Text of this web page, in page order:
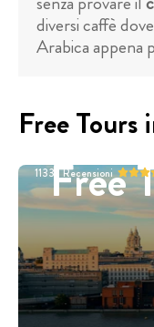
diversi caffè
Arabica appena
Free
Free
11332Recensioni